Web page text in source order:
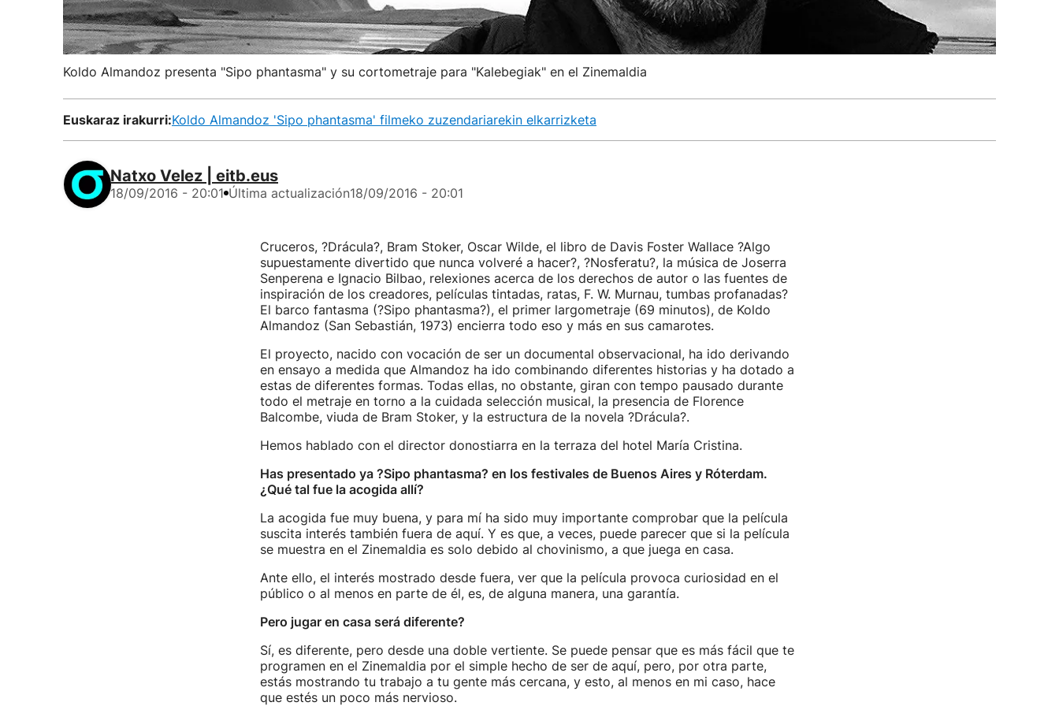
Koldo Almandoz presenta "Sipo phantasma" y su cortometraje para "Kalebegiak" en el Zinemaldia
Euskaraz irakurri:Koldo Almandoz 'Sipo phantasma' filmeko zuzendariarekin elkarrizketa
Natxo Velez | eitb.eus
18/09/2016 - 20:01 Última actualización18/09/2016 - 20:01
Cruceros, ?Drácula?, Bram Stoker, Oscar Wilde, el libro de Davis Foster Wallace ?Algo
supuestamente divertido que nunca volveré a hacer?, ?Nosferatu?, la música de Joserra
Senperena e Ignacio Bilbao, relexiones acerca de los derechos de autor o las fuentes de
inspiración de los creadores, películas tintadas, ratas, F. W. Murnau, tumbas profanadas?
El barco fantasma (?Sipo phantasma?), el primer largometraje (69 minutos), de Koldo
Almandoz (San Sebastián, 1973) encierra todo eso y más en sus camarotes.
El proyecto, nacido con vocación de ser un documental observacional, ha ido derivando
en ensayo a medida que Almandoz ha ido combinando diferentes historias y ha dotado a
estas de diferentes formas. Todas ellas, no obstante, giran con tempo pausado durante
todo el metraje en torno a la cuidada selección musical, la presencia de Florence
Balcombe, viuda de Bram Stoker, y la estructura de la novela ?Drácula?.
Hemos hablado con el director donostiarra en la terraza del hotel María Cristina.
Has presentado ya ?Sipo phantasma? en los festivales de Buenos Aires y Róterdam.
¿Qué tal fue la acogida allí?
La acogida fue muy buena, y para mí ha sido muy importante comprobar que la película
suscita interés también fuera de aquí. Y es que, a veces, puede parecer que si la película
se muestra en el Zinemaldia es solo debido al chovinismo, a que juega en casa.
Ante ello, el interés mostrado desde fuera, ver que la película provoca curiosidad en el
público o al menos en parte de él, es, de alguna manera, una garantía.
Pero jugar en casa será diferente?
Sí, es diferente, pero desde una doble vertiente. Se puede pensar que es más fácil que te
programen en el Zinemaldia por el simple hecho de ser de aquí, pero, por otra parte,
estás mostrando tu trabajo a tu gente más cercana, y esto, al menos en mi caso, hace
que estés un poco más nervioso.